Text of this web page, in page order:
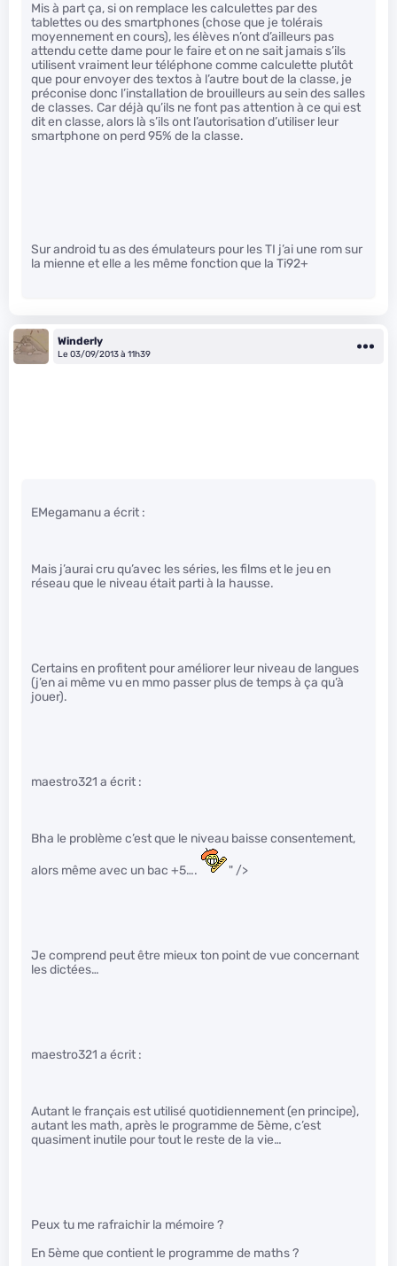
Mis à part ça, si on remplace les calculettes par des
tablettes ou des smartphones (chose que je tolérais
moyennement en cours), les élèves n’ont d’ailleurs pas
attendu cette dame pour le faire et on ne sait jamais s’ils
utilisent vraiment leur téléphone comme calculette plutôt
que pour envoyer des textos à l’autre bout de la classe, je
préconise donc l’installation de brouilleurs au sein des salles
de classes. Car déjà qu’ils ne font pas attention à ce qui est
dit en classe, alors là s’ils ont l’autorisation d’utiliser leur
smartphone on perd 95% de la classe.
Sur android tu as des émulateurs pour les TI j’ai une rom sur
la mienne et elle a les même fonction que la Ti92+
Winderly
Le 03/09/2013 à 11h39
EMegamanu a écrit :
Mais j’aurai cru qu’avec les séries, les films et le jeu en
réseau que le niveau était parti à la hausse.
Certains en profitent pour améliorer leur niveau de langues
(j’en ai même vu en mmo passer plus de temps à ça qu’à
jouer).
maestro321 a écrit :
Bha le problème c’est que le niveau baisse consentement,
alors même avec un bac +5…. " />
Je comprend peut être mieux ton point de vue concernant
les dictées…
maestro321 a écrit :
Autant le français est utilisé quotidiennement (en principe),
autant les math, après le programme de 5ème, c’est
quasiment inutile pour tout le reste de la vie…
Peux tu me rafraichir la mémoire ?
En 5ème que contient le programme de maths ?